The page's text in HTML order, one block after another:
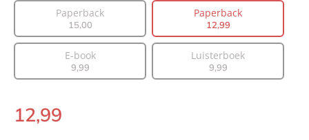
Auteur(s):
Liane Moriarty
Saskia Peterzon-Kotte
Prijs:
12,99
Aantal pagina's:
Verschijningsdatum:
Paperback
15,00
Paperback
12,99
E-book
9,99
Luisterboek
9,99
Paperback:
12,99